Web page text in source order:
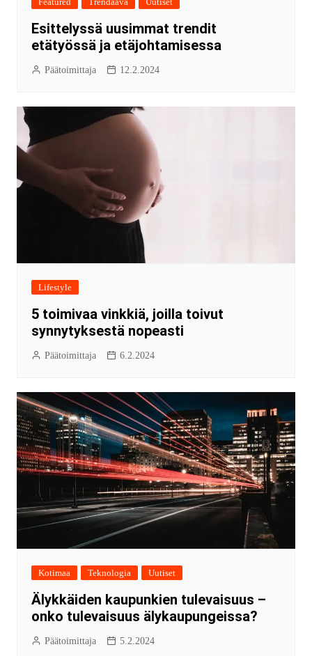
Esittelyssä uusimmat trendit
etätyössä ja etäjohtamisessa
Päätoimittaja 12.2.2024
Lifestyle
5 toimivaa vinkkiä, joilla toivut
synnytyksestä nopeasti
Päätoimittaja 6.2.2024
Kotimaa Teknologia Uutiset
Älykkäiden kaupunkien tulevaisuus –
onko tulevaisuus älykaupungeissa?
Päätoimittaja 5.2.2024